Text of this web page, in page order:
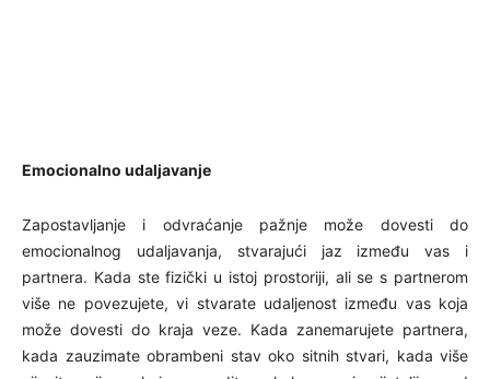
Emocionalno udaljavanje
Zapostavljanje i odvraćanje pažnje može dovesti do
emocionalnog udaljavanja, stvarajući jaz između vas i
partnera. Kada ste fizički u istoj prostoriji, ali se s partnerom
više ne povezujete, vi stvarate udaljenost između vas koja
može dovesti do kraja veze. Kada zanemarujete partnera,
kada zauzimate obrambeni stav oko sitnih stvari, kada više